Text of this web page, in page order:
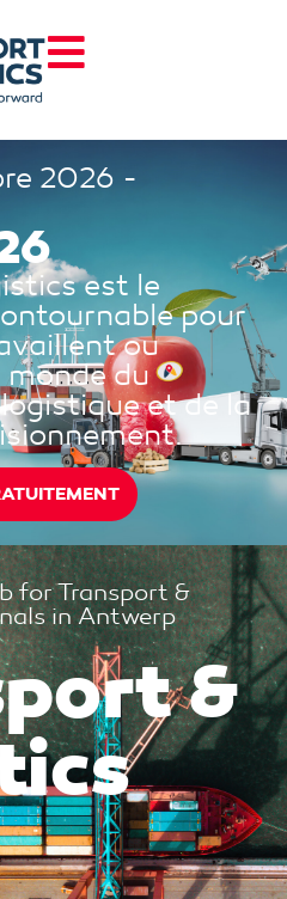
2026 -
est le
pour
ou
monde du
et de la
for Transport &
in Antwerp
&